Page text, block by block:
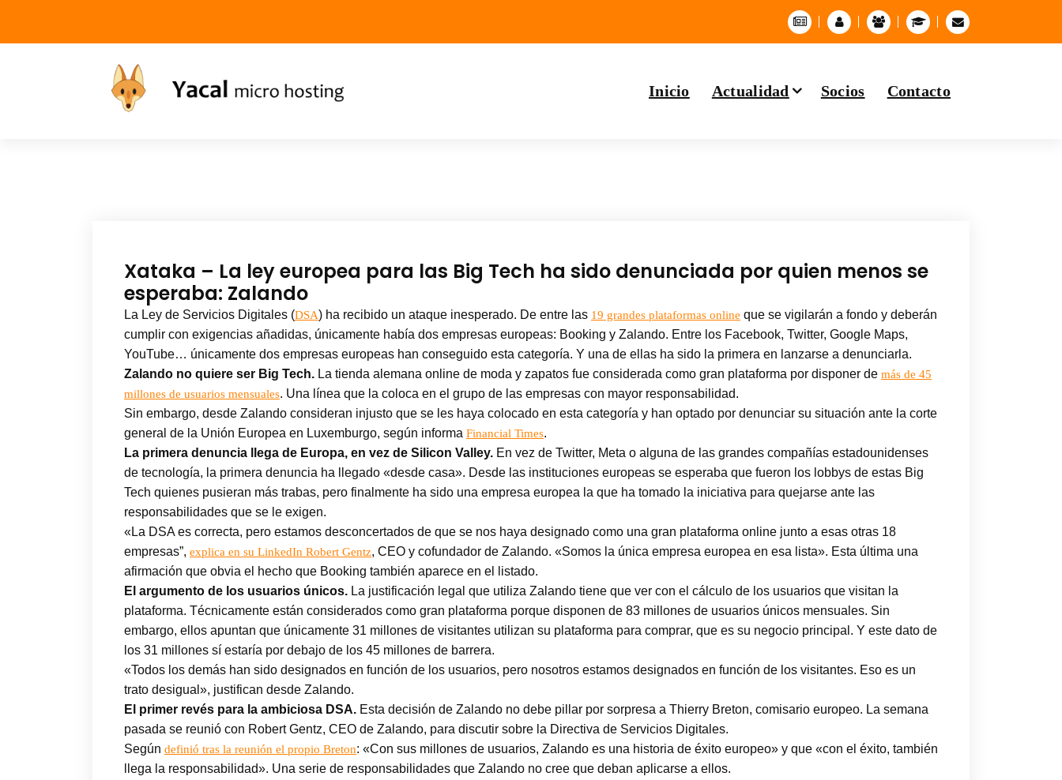
Inicio Actualidad Socios Contacto
Xataka – La ley europea para las Big Tech ha sido denunciada por quien menos se
esperaba: Zalando
La Ley de Servicios Digitales (DSA) ha recibido un ataque inesperado. De entre las 19 grandes plataformas online que se vigilarán a fondo y deberán
cumplir con exigencias añadidas, únicamente había dos empresas europeas: Booking y Zalando. Entre los Facebook, Twitter, Google Maps,
YouTube… únicamente dos empresas europeas han conseguido esta categoría. Y una de ellas ha sido la primera en lanzarse a denunciarla.
Zalando no quiere ser Big Tech. La tienda alemana online de moda y zapatos fue considerada como gran plataforma por disponer de más de 45
millones de usuarios mensuales. Una línea que la coloca en el grupo de las empresas con mayor responsabilidad.
Sin embargo, desde Zalando consideran injusto que se les haya colocado en esta categoría y han optado por denunciar su situación ante la corte
general de la Unión Europea en Luxemburgo, según informa Financial Times.
La primera denuncia llega de Europa, en vez de Silicon Valley. En vez de Twitter, Meta o alguna de las grandes compañías estadounidenses
de tecnología, la primera denuncia ha llegado «desde casa». Desde las instituciones europeas se esperaba que fueron los lobbys de estas Big
Tech quienes pusieran más trabas, pero finalmente ha sido una empresa europea la que ha tomado la iniciativa para quejarse ante las
responsabilidades que se le exigen.
«La DSA es correcta, pero estamos desconcertados de que se nos haya designado como una gran plataforma online junto a esas otras 18
empresas”, explica en su LinkedIn Robert Gentz, CEO y cofundador de Zalando. «Somos la única empresa europea en esa lista». Esta última una
afirmación que obvia el hecho que Booking también aparece en el listado.
El argumento de los usuarios únicos. La justificación legal que utiliza Zalando tiene que ver con el cálculo de los usuarios que visitan la
plataforma. Técnicamente están considerados como gran plataforma porque disponen de 83 millones de usuarios únicos mensuales. Sin
embargo, ellos apuntan que únicamente 31 millones de visitantes utilizan su plataforma para comprar, que es su negocio principal. Y este dato de
los 31 millones sí estaría por debajo de los 45 millones de barrera.
«Todos los demás han sido designados en función de los usuarios, pero nosotros estamos designados en función de los visitantes. Eso es un
trato desigual», justifican desde Zalando.
El primer revés para la ambiciosa DSA. Esta decisión de Zalando no debe pillar por sorpresa a Thierry Breton, comisario europeo. La semana
pasada se reunió con Robert Gentz, CEO de Zalando, para discutir sobre la Directiva de Servicios Digitales.
Según definió tras la reunión el propio Breton: «Con sus millones de usuarios, Zalando es una historia de éxito europeo» y que «con el éxito, también
llega la responsabilidad». Una serie de responsabilidades que Zalando no cree que deban aplicarse a ellos.